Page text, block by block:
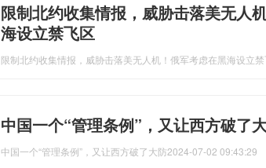
限制北约收集情报，威胁击落美无人
海设立禁飞区
限制北约收集情报，威胁击落美无人机！俄军考虑在黑海设立
中国一个“管理条例”，又让西方破了
中国一个“管理条例”，又让西方破了大防2024-07-02 09:43:29